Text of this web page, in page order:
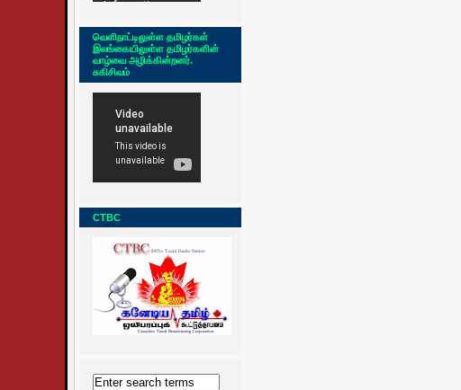
வெளிநாட்டிலுள்ள தமிழர்கள்
இலங்கையிலுள்ள தமிழர்களின்
வாழ்வை அழிக்கின்றனர்.
சுகிசிவம்
CTBC